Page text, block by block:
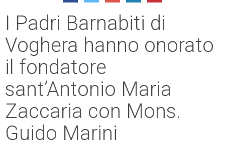
I Padri Barnabiti di
Voghera hanno onorato
il fondatore
sant’Antonio Maria
Zaccaria con Mons.
Guido Marini